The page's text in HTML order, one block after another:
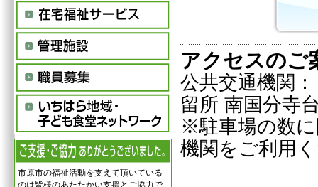
市原市の福祉活動を支えて頂いている
のは皆様のあたたかい支援とご協力で
アクセスのご
公共交通機関
留所 南国分寺
※駐車場の数
機関をご利用